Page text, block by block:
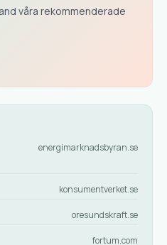
våra rekommenderade
energimarknadsbyran.se
konsumentverket.se
oresundskraft.se
fortum.com